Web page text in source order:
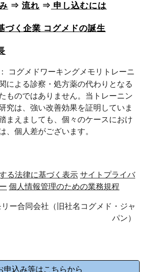
⇒流れ ⇒ 申し込むには
づく企業 コグメドの誕生
： コグメドワーキングメモリトレーニ
による診察・処方薬の代わりとなる
ものではありません。当トレーニン
究は、強い改善効果を証明していま
まえましても、個々のケースにおけ
、個人差がございます。
る法律に基づく表示サイトプライバ
個人情報管理のための業務規程
ー合同会社（旧社名コグメド・ジャ
パン）
申込み等はこちらから